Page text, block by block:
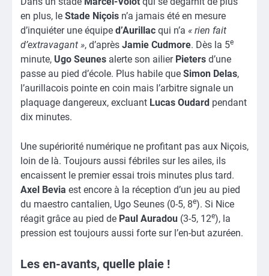
en plus, le Stade Niçois n’a jamais été en mesure
d’inquiéter une équipe d’Aurillac qui n’a « rien fait
d’extravagant », d’après Jamie Cudmore. Dès la 5e
minute, Ugo Seunes alerte son ailier Pieters d’une
passe au pied d’école. Plus habile que Simon Delas,
l’aurillacois pointe en coin mais l’arbitre signale un
plaquage dangereux, excluant Lucas Oudard pendant
dix minutes.
Une supériorité numérique ne profitant pas aux Niçois,
loin de là. Toujours aussi fébriles sur les ailes, ils
encaissent le premier essai trois minutes plus tard.
Axel Bevia est encore à la réception d’un jeu au pied
du maestro cantalien, Ugo Seunes (0-5, 8e). Si Nice
réagit grâce au pied de Paul Auradou (3-5, 12e), la
pression est toujours aussi forte sur l’en-but azuréen.
Les en-avants, quelle plaie !